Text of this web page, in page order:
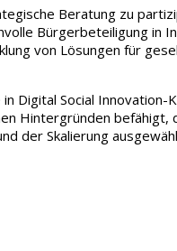
Beratung zu
Bürgerbeteiligung in
von Lösungen für
Digital Social
Hintergründen befähigt,
der Skalierung